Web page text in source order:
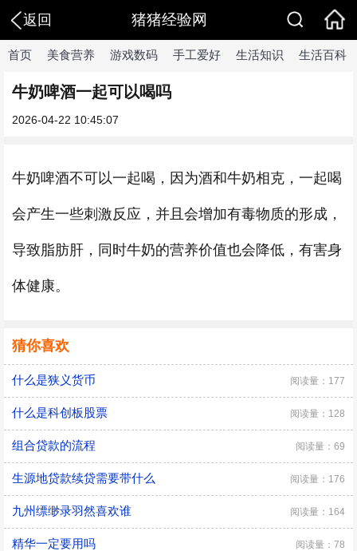
返回 猪猪经验网
首页 美食营养 游戏数码 手工爱好 生活知识 生活百科
牛奶啤酒一起可以喝吗
2026-04-22 10:45:07
牛奶啤酒不可以一起喝，因为酒和牛奶相克，一起喝
会产生一些刺激反应，并且会增加有毒物质的形成，
导致脂肪肝，同时牛奶的营养价值也会降低，有害身
体健康。
猜你喜欢
什么是狭义货币 阅读量：177
什么是科创板股票 阅读量：128
组合贷款的流程 阅读量：69
生源地贷款续贷需要带什么 阅读量：176
九州缥缈录羽然喜欢谁 阅读量：164
精华一定要用吗 阅读量：78